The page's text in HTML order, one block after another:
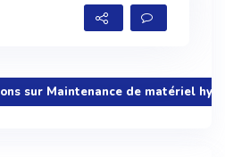
sur Maintenance de matériel